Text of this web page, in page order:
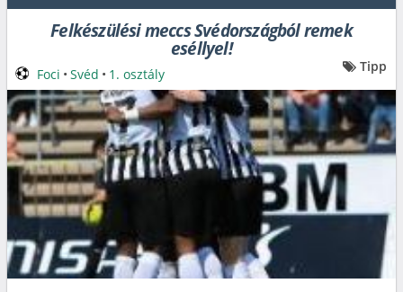
Felkészülési meccs Svédországból remek
eséllyel!
Foci • Svéd • 1. osztály Tipp